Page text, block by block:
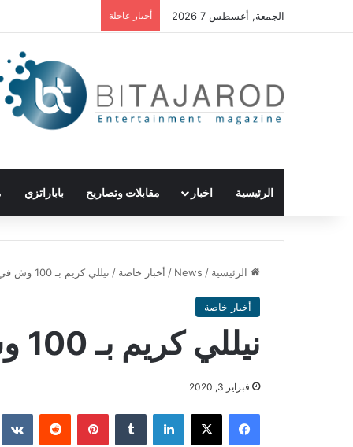
الجمعة, أغسطس 7 2026 أخبار عاجلة
الرئيسية اخبار مقابلات وتصاريح باباراتزي
الرئيسية /
News
/ أخبار خاصة / نيللي كريم بـ 100 وش في رمضان 2020
أخبار خاصة
نيللي كريم بـ 100 وش في رمضان 2020
فبراير 3, 2020
فيسبوك ‫X لينكدإن بينتيريست